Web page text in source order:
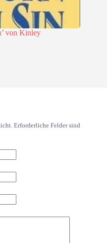
von Kinley
Erforderliche Felder sind